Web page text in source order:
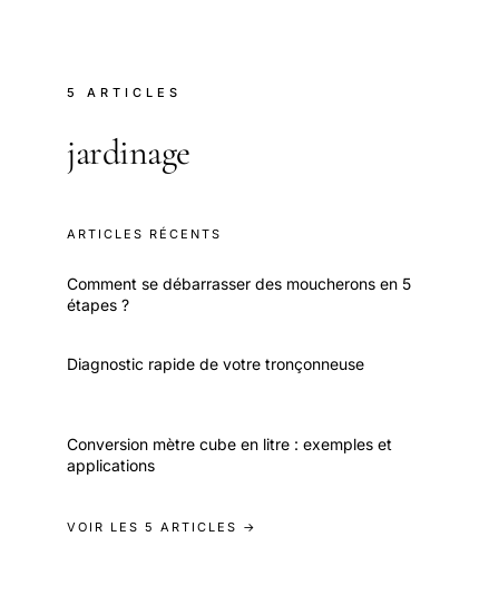
5 ARTICLES
jardinage
ARTICLES RÉCENTS
Comment se débarrasser des moucherons en 5
étapes ?
Diagnostic rapide de votre tronçonneuse
Conversion mètre cube en litre : exemples et
applications
VOIR LES 5 ARTICLES →